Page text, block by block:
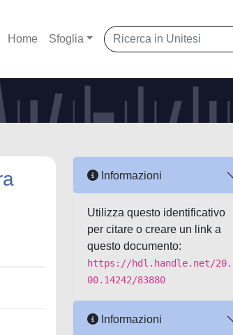
Home Sfoglia
Informazioni
Utilizza questo identificativo
per citare o creare un link a
questo documento:
https://hdl.handle.net/
00.14242/83880
Informazioni